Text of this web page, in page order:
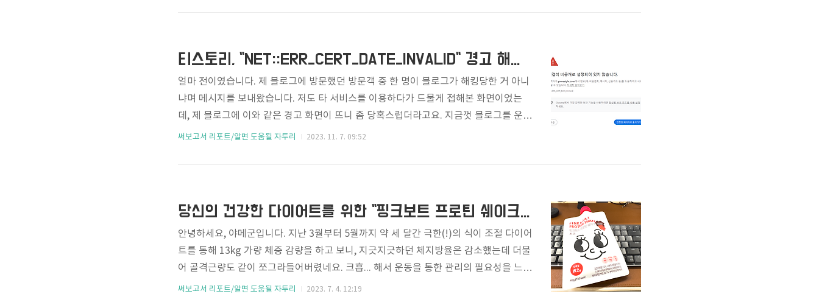
탄에 감탄을 거듭한 나머지, "이건 남겨야해!" 하는 무모한 의욕(?)에 사로 잡혀 Part 1과
2로 나누어..
티스토리, "NET::ERR_CERT_DATE_INVALID" 경고 해결방법!
얼마 전이였습니다. 제 블로그에 방문했던 방문객 중 한 명이 블로그가 해킹당한 거 아니
냐며 메시지를 보내왔습니다. 저도 타 서비스를 이용하다가 드물게 접해본 화면이었는
데, 제 블로그에 이와 같은 경고 화면이 뜨니 좀 당혹스럽더라고요. 지금껏 블로그를 운영
하며 타인의 계정 정보나 신용카드 정보 같은 건 입력받아본 적이 없는데 갑작스러운 공
삭제했다가 재설치하거나 확장 프..
써보고서 리포트/알면 도움될 자투리 2023. 11. 7. 09:52
당신의 건강한 다이어트를 위한 "핑크보트 프로틴 쉐이크!!"
안녕하세요, 야메군입니다. 지난 3월부터 5월까지 약 세 달간 극한(!)의 식이 조절 다이어
트를 통해 13kg 가량 체중 감량을 하고 보니, 지긋지긋하던 체지방율은 감소했는데 더불
어 골격근량도 같이 쪼그라들어버렸네요. 크흡... 해서 운동을 통한 관리의 필요성을 느꼈
고 지난 6월 19일(월)부터 회사 근처의 헬스장에서 유산소 운동과 근력 운동을 병행하기
써보고서 리포트/알면 도움될 자투리 2023. 7. 4. 12:19